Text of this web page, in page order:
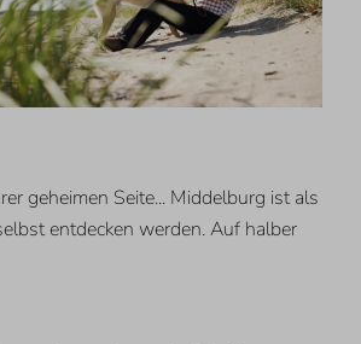
geheimen Seite... Middelburg ist als
entdecken werden. Auf halber